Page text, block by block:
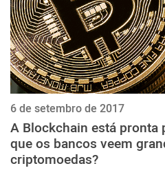
6 de setembro de 2017
A Blockchain está pronta
que os bancos veem
criptomoedas?